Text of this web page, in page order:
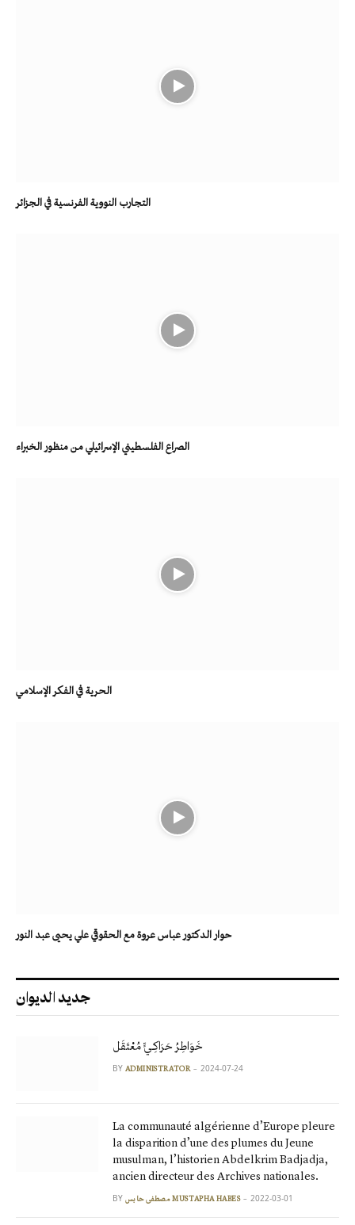
التجارب النووية الفرنسية في الجزائر
الصراع الفلسطيني الإسرائيلي من منظور الخبراء
الحرية في الفكر الإسلامي
حوار الدكتور عباس عروة مع الحقوقي علي يحيى عبد النور
جديد الديوان
خَوَاطِرُ حَرَاكِـيٍّ مُعْتَقَل
BY ADMINISTRATOR 2024-07-24
La communauté algérienne d’Europe pleure
la disparition d’une des plumes du Jeune
musulman, l’historien Abdelkrim Badjadja,
ancien directeur des Archives nationales.
BY مصطفى حابس MUSTAPHA HABES 2022-03-01